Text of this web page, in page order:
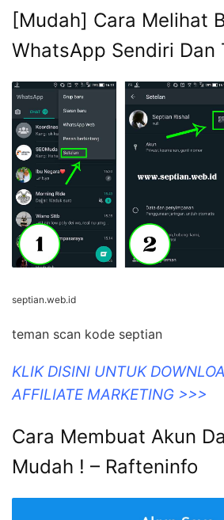
[Mudah] Cara Melihat
WhatsApp Sendiri Dan
septian.web.id
teman scan kode septian
KLIK DISINI UNTUK
AFFILIATE MARKETING >>>
Cara Membuat Akun
Mudah ! – Rafteninfo